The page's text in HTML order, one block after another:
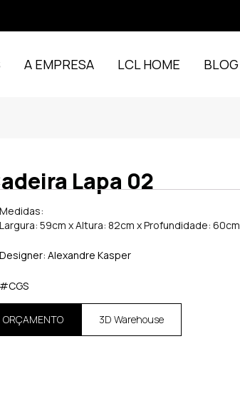
A EMPRESA LCL HOME BLOG
Lapa 02
Medidas:
Largura: 59cm x Altura: 82cm x Profundidade: 60cm
Designer: Alexandre Kasper
#CGS
ORÇAMENTO 3D Warehouse